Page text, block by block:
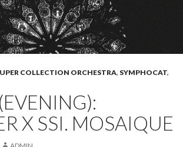
COLLECTION ORCHESTRA, SYMPHOCAT,
X SSI. MOSAIQUE